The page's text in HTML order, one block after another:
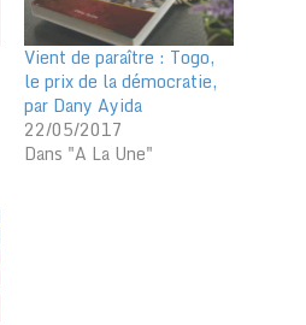
Vient de paraître : Togo,
le prix de la démocratie,
par Dany Ayida
22/05/2017
Dans "A La Une"